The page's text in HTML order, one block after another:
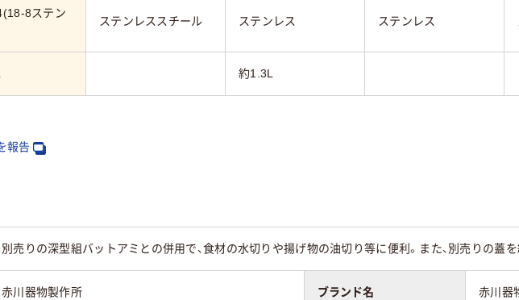
8ステン
ステンレススチール ステンレス ステンレス
約1.3L
報告
別売りの深型組バットアミとの併用で、食材の水切りや揚げ物の油切り等に便利。また、別売りの蓋
赤川器物製作所 ブランド名 赤川器